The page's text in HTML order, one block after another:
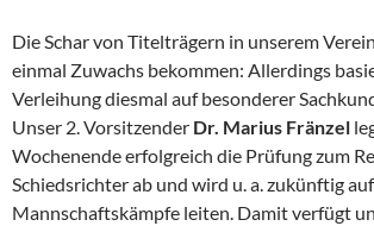
Die Schar von Titelträgern in unserem
einmal Zuwachs bekommen: Allerdings
Verleihung diesmal auf besonderer
Unser 2. Vorsitzender Dr. Marius Fränzel
Wochenende erfolgreich die Prüfung zum
Schiedsrichter ab und wird u. a. zukünftig
Mannschaftskämpfe leiten. Damit verfügt